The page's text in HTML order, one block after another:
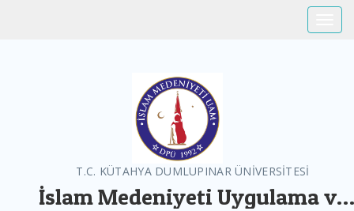
T.C. KÜTAHYA DUMLUPINAR ÜNİVERSİTESİ
İslam Medeniyeti Uygulama ve